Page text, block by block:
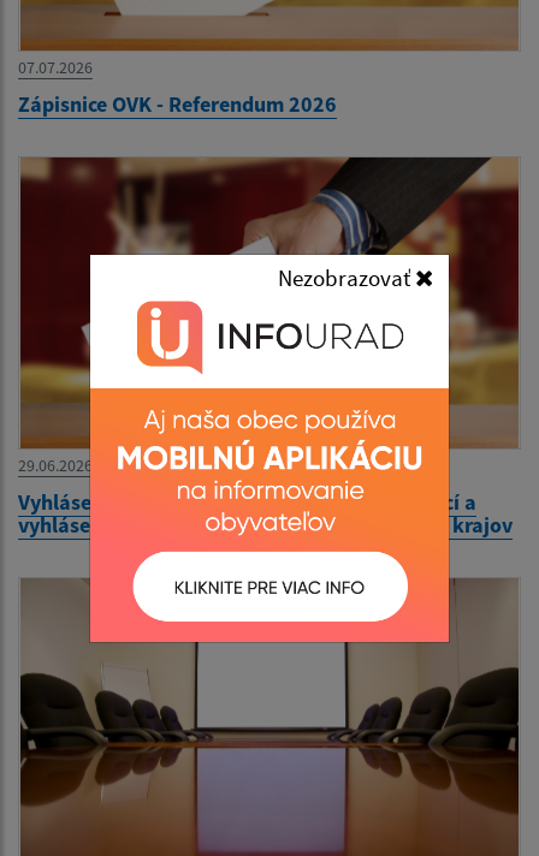
Nezobrazovať
07.07.2026
Zápisnice OVK - Referendum 2026
29.06.2026
Vyhlásenie volieb do orgánov samosprávy obcí a
vyhlásenie volieb do orgánov samosprávnych krajov